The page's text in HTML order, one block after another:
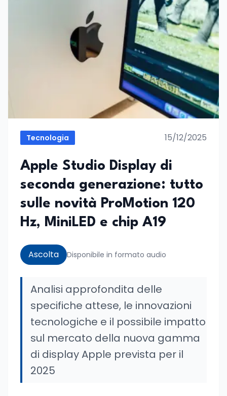
Tecnologia 15/12/2025
Apple Studio Display di
seconda generazione: tutto
sulle novità ProMotion 120
Hz, MiniLED e chip A19
Ascolta Disponibile in formato audio
Analisi approfondita delle
specifiche attese, le innovazioni
tecnologiche e il possibile impatto
sul mercato della nuova gamma
di display Apple prevista per il
2025